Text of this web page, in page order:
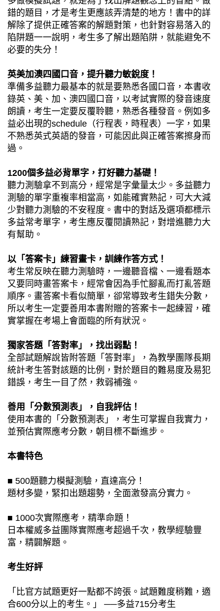
錯的題目，才是考生更應該弄清楚的地方！書中的詳
解除了提供正確答案的解題對策，也針對容易落入的
陷阱題一一說明，考生多了解出題陷阱，就能避免不
必要的失分！
英美加澳四國口音，提升聽力敏銳度！
準備多益聽力最基本的就是要熟悉各國口音，本書收
錄英、美、加、澳四國口音，以考試實際的發音速度
朗讀，考生一定要反覆聆聽，熟悉各種發音。例如多
益必出現的schedule（行程表，時程表）一字，如果
不熟悉英式英語的發音，可能因此與正確答案擦身而
過。
1200個多益必背單字，打好聽力基礎！
聽力測驗拿不到高分，經常是字彙量太少。多益聽力
測驗的單字重複率相當高，如能確實熟記，可大大減
少對聽力測驗的不安程度。書中的對話及選項都標示
多益常考單字，考生應反覆閱讀熟記，對增進聽力大
有幫助。
以「答案卡」練習畫卡，訓練作答方式！
考生常反映在聽力測驗時，一邊聽音檔、一邊看題本
又要同時畫答案卡，經常會因為手忙腳亂而打亂答題
順序。畫答案卡看似簡單，卻常導致考生錯失分數，
所以考生一定要善用本書附贈的答案卡一起練習，確
實掌握在考場上會面臨的所有狀況。
獨家答題「答對率」，找出弱點！
全部試題解說皆附答題「答對率」，為教學團隊長期
統計考生答對該題的比例，對於題目的難易度及易犯
錯誤，考生一目了然，救弱補強。
善用「分數預測表」，自我評估！
使用本書的「分數預測表」，考生可掌握自我實力，
並預估實際應考分數，朝目標不斷進步。
本書特色
■ 500題聽力模擬測驗，直達高分！
題材多變，緊扣出題趨勢，全面激發高分實力。
■ 1000次實際應考，精準命題！
日本權威多益團隊實際應考超過千次，教學經驗豐
富，精闢解題。
考生好評
「比官方試題更好一點都不誇張。試題難度稍難，適
合600分以上的考生。」 ──多益715分考生